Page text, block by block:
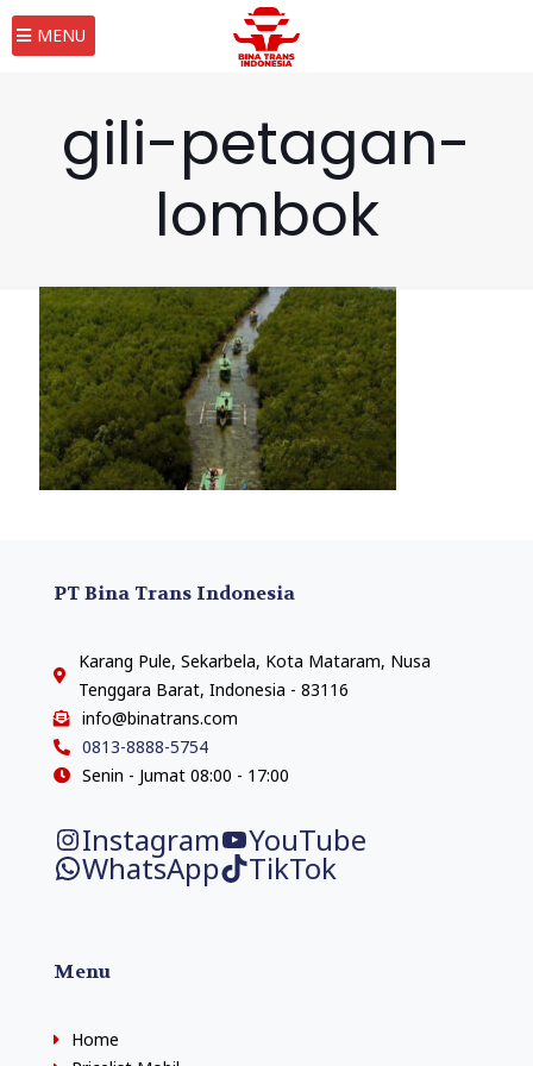
MENU
gili-petagan-
lombok
PT Bina Trans Indonesia
Karang Pule, Sekarbela, Kota Mataram, Nusa
Tenggara Barat, Indonesia - 83116
info@binatrans.com
0813-8888-5754
Senin - Jumat 08:00 - 17:00
Instagram YouTube
WhatsApp TikTok
Menu
Home